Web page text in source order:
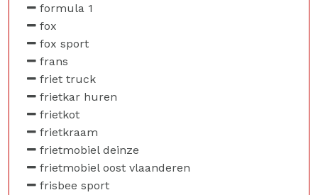
formula 1
fox
fox sport
frans
friet truck
frietkar huren
frietkot
frietkraam
frietmobiel deinze
frietmobiel oost vlaanderen
frisbee sport